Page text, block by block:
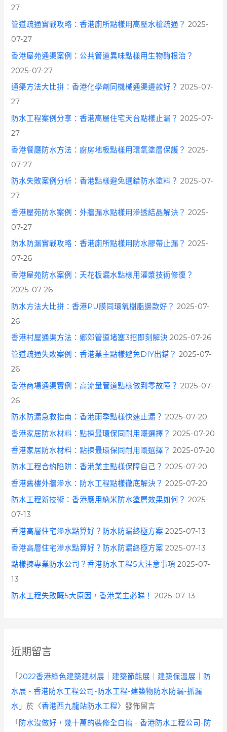
27
管道疏通實戰攻略：香港廁所點樣用高壓水槍疏通？ 2025-
07-27
香港屋苑通渠案例：公共管道異味點樣用生物酶根治？
2025-07-27
通渠方法大比拼：香港化學劑同機械通渠邊款好？ 2025-07-
27
防水工程案例分享：香港高層住宅天台點樣止漏？ 2025-07-
27
香港餐廳防水方法：廚房地板點樣用環氧塗層保護？ 2025-
07-27
防水失敗案例分析：香港點樣避免選錯防水塗料？ 2025-07-
27
香港屋苑防水案例：外牆漏水點樣用滲透結晶解決？ 2025-
07-27
防水防漏實戰攻略：香港廁所點樣用防水膠帶止漏？ 2025-
07-26
香港屋苑防水案例：天花板漏水點樣用灌漿技術修復？
2025-07-26
防水方法大比拼：香港PU膜同環氧樹脂邊款好？ 2025-07-
26
香港村屋通渠方法：鄉郊管道堵塞3招即刻解決 2025-07-26
管道疏通失敗案例：香港業主點樣避免DIY出錯？ 2025-07-
26
香港商場通渠實例：高流量管道點樣做到零故障？ 2025-07-
26
防水防漏急救指南：香港雨季點樣快速止漏？ 2025-07-20
香港家居防水材料：點揀最環保同耐用嘅選擇？ 2025-07-20
香港家居防水材料：點揀最環保同耐用嘅選擇？ 2025-07-20
防水工程合約陷阱：香港業主點樣保障自己？ 2025-07-20
香港舊樓外牆滲水：防水工程點樣徹底解決？ 2025-07-20
防水工程新技術：香港應用納米防水塗層效果如何？ 2025-
07-13
香港高層住宅滲水點算好？防水防漏終極方案 2025-07-13
香港高層住宅滲水點算好？防水防漏終極方案 2025-07-13
點樣揀專業防水公司？香港防水工程5大注意事項 2025-07-
13
防水工程失敗嘅5大原因，香港業主必睇！
2025-07-13
近期留言
「2022香港綠色建築建材展｜建築節能展｜建築保溫展｜防
水展 - 香港防水工程公司-防水工程-建築物防水防漏-抓漏
水 」於〈香港西九龍站防水工程〉發佈留言
「 防水沒做好，幾十萬的裝修全白搞 - 香港防水工程公司-防